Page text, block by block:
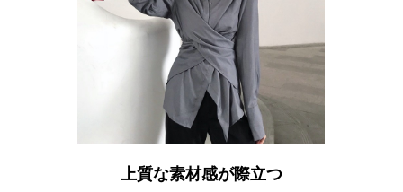
上質な素材感が際立つ